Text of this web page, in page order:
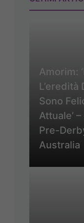
Amorim:
Sono
Attuale’
Pre-
Australia